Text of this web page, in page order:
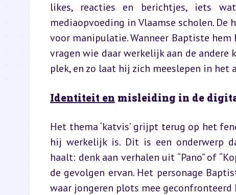
likes, reacties en berichtjes, iets
mediaopvoeding in Vlaamse scholen.
voor manipulatie. Wanneer Baptiste
vragen wie daar werkelijk aan de
plek, en zo laat hij zich meeslepen in
Identiteit en misleiding in de
Het thema ‘katvis’ grijpt terug op het
hij werkelijk is. Dit is een onderwerp
haalt: denk aan verhalen uit “Pano” of
de gevolgen ervan. Het personage
waar jongeren plots mee geconfronteerd